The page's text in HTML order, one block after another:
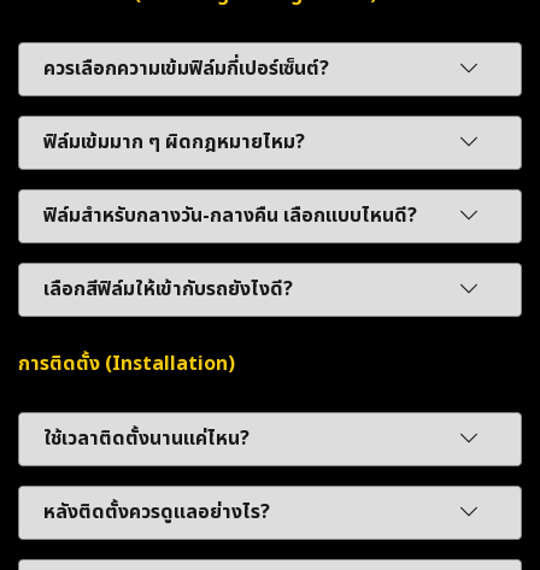
ควรเลือกความเข้มฟิล์มกี่เปอร์เซ็นต์?
ฟิล์มเข้มมาก ๆ ผิดกฎหมายไหม?
ฟิล์มสำหรับกลางวัน-กลางคืน เลือกแบบไหนดี?
เลือกสีฟิล์มให้เข้ากับรถยังไงดี?
การติดตั้ง (Installation)
ใช้เวลาติดตั้งนานแค่ไหน?
หลังติดตั้งควรดูแลอย่างไร?